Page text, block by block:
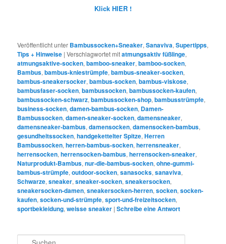
Klick HIER !
Veröffentlicht unter Bambussocken+Sneaker,Sanaviva,Supertipps,
Tips + Hinweise |Verschlagwortet mitatmungsaktiv füßlinge,
atmungsaktive-socken,bamboo-sneaker,bamboo-socken,
Bambus,bambus-kniestrümpfe,bambus-sneaker-socken,
bambus-sneakersocker,bambus-socken,bambus-viskose,
bambusfaser-socken,bambussocken,bambussocken-kaufen,
bambussocken-schwarz,bambussocken-shop,bambusstrümpfe,
business-socken,damen-bambus-socken, Damen-
Bambussocken,damen-sneaker-socken,damensneaker,
damensneaker-bambus,damensocken,damensocken-bambus,
gesundheitssocken,handgekettelter Spitze,Herren
Bambussocken,herren-bambus-socken,herrensneaker,
herrensocken,herrensocken-bambus,herrensocken-sneaker,
Naturprodukt-Bambus,nur-die-bambus-socken,ohne-gummi-
bambus-strümpfe,outdoor-socken,sanasocks,sanaviva,
Schwarze,sneaker,sneaker-socken,sneakersocken,
sneakersocken-damen,sneakersocken-herren,socken,socken-
kaufen,socken-und-strümpfe,sport-und-freizeitsocken,
sportbekleidung,weisse sneaker |Schreibe eine Antwort